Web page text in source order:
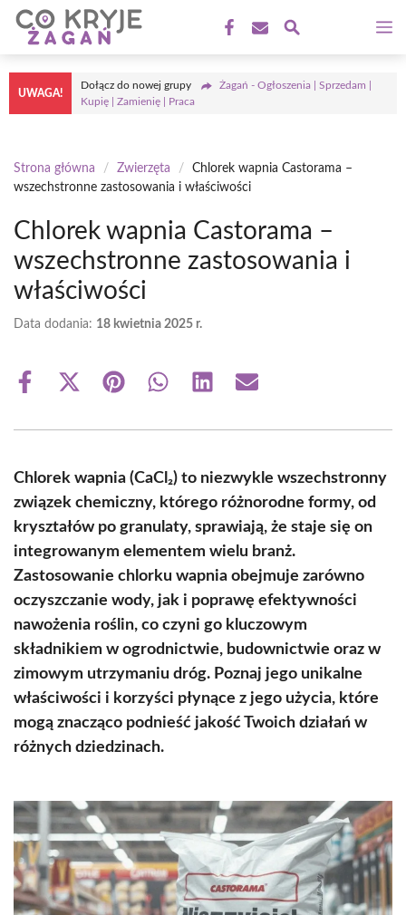
Przejdź
treści
UWAGA!
Dołącz do nowej grupy
Żagań - Ogłoszenia | Sprzedam |
Kupię | Zamienię | Praca
Strona główna / Zwierzęta /
Chlorek wapnia Castorama –
wszechstronne zastosowania i właściwości
Chlorek wapnia Castorama –
wszechstronne zastosowania i
właściwości
Data dodania: 18 kwietnia 2025 r.
Share
Share
(Twitter)
Share Share Share Share
Chlorek wapnia (CaCl₂) to niezwykle wszechstronny
związek chemiczny, którego różnorodne formy, od
kryształów po granulaty, sprawiają, że staje się on
integrowanym elementem wielu branż.
Zastosowanie chlorku wapnia obejmuje zarówno
oczyszczanie wody, jak i poprawę efektywności
nawożenia roślin, co czyni go kluczowym
składnikiem w ogrodnictwie, budownictwie oraz w
zimowym utrzymaniu dróg. Poznaj jego unikalne
właściwości i korzyści płynące z jego użycia, które
mogą znacząco podnieść jakość Twoich działań w
różnych dziedzinach.